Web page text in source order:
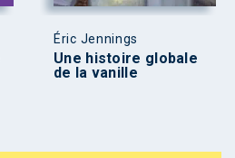
Éric Jennings
Une histoire globale
de la vanille